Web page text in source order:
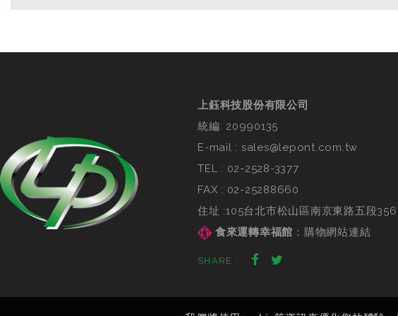
上鈺科技股份有限公司
統編: 20990135
E-mail : sales@lepont.com.tw
TEL : 02-2528-3377
FAX : 02-25288660
住址 :105台北市松山區南京東路五段
食來運轉幸福館 ： 購物網站連結